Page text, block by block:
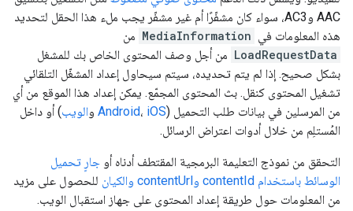
AAC وAC3، سواء كان مشفّرًا أم غير مشفّر يجب ملء هذا الحقل لتحديد
هذه المعلومات في MediaInformation من
LoadRequestData من أجل وصف المحتوى الخاص بك للمشغل
بشكل صحيح. إذا لم يتم تحديده، سيتم سيحاول إعداد المشغّل التلقائي
تشغيل المحتوى كنقل. بث المحتوى المجمّع. يمكن إعداد هذا الموقع من أي
من المرسلين في بيانات طلب التحميل (
Android، iOS والويب) أو داخل
المُستلِم من خلال أدوات اعتراض الرسائل.
التحقق من نموذج التعليمة البرمجية المقتطف أدناه أو جارٍ تحميل
الوسائط باستخدام contentId وcontentUrl والكيان
للحصول على مزيد
من المعلومات حول طريقة إعداد المحتوى على جهاز استقبال الويب.